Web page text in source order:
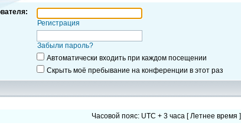
Регистрация
Забыли пароль?
Автоматически входить при каждом посещении
Скрыть моё пребывание на конференции в этот раз
Часовой пояс: UTC + 3 часа [ Летнее время ]